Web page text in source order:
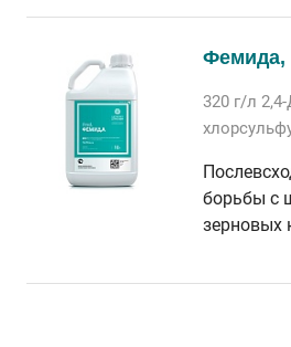
320 г/л
борьбы с
зерновых